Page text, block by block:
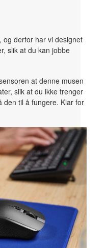
og derfor har vi designet
slik at du kan jobbe
at denne musen
slik at du ikke trenger
den til å fungere. Klar for